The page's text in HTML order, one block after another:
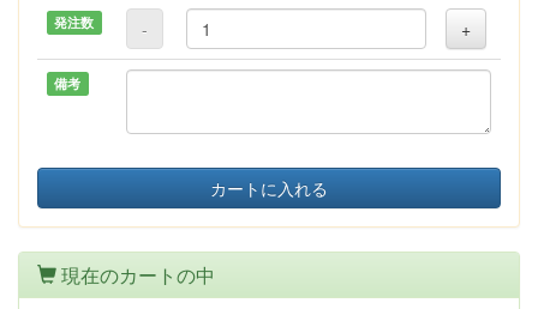
発注数 - +
備考
カートに入れる
現在のカートの中